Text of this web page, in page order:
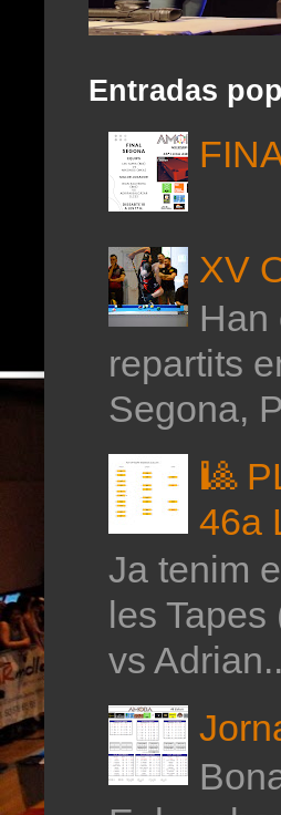
Entradas
XV
Han
repartits
Segona,
🎱
46a
Ja tenim
les
vs